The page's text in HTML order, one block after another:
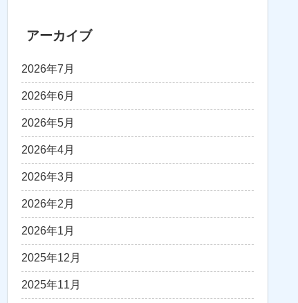
アーカイブ
2026年7月
2026年6月
2026年5月
2026年4月
2026年3月
2026年2月
2026年1月
2025年12月
2025年11月